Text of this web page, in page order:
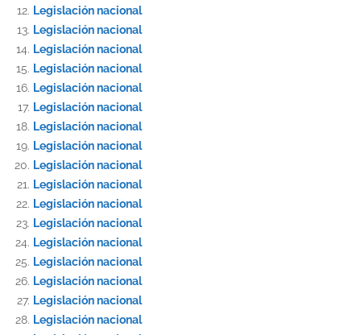
Legislación nacional
Legislación nacional
Legislación nacional
Legislación nacional
Legislación nacional
Legislación nacional
Legislación nacional
Legislación nacional
Legislación nacional
Legislación nacional
Legislación nacional
Legislación nacional
Legislación nacional
Legislación nacional
Legislación nacional
Legislación nacional
Legislación nacional